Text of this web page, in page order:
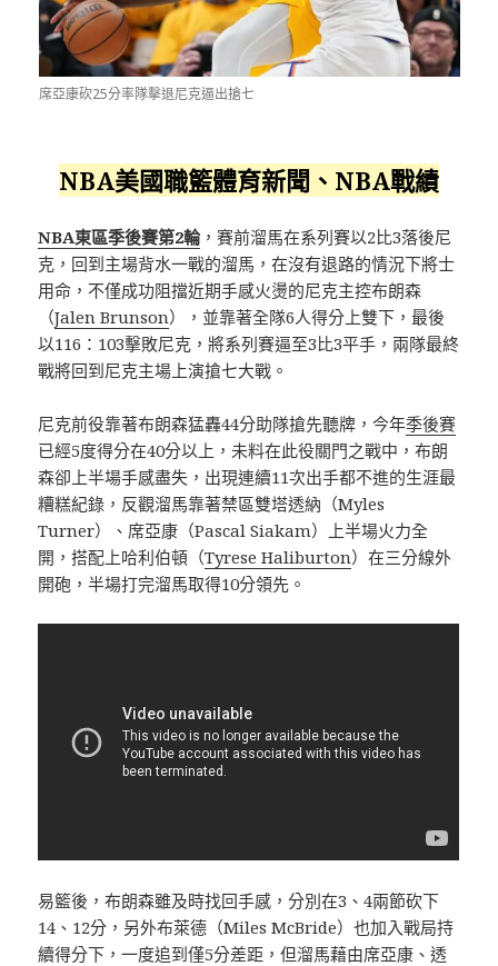
席亞康砍25分率隊擊退尼克逼出搶七
NBA美國職籃體育新聞、NBA戰績
NBA東區季後賽第2輪，賽前溜馬在系列賽以2比3落後尼
克，回到主場背水一戰的溜馬，在沒有退路的情況下將士
用命，不僅成功阻擋近期手感火燙的尼克主控布朗森
（Jalen Brunson），並靠著全隊6人得分上雙下，最後
以116：103擊敗尼克，將系列賽逼至3比3平手，兩隊最終
戰將回到尼克主場上演搶七大戰。
尼克前役靠著布朗森猛轟44分助隊搶先聽牌，今年季後賽
已經5度得分在40分以上，未料在此役關門之戰中，布朗
森卻上半場手感盡失，出現連續11次出手都不進的生涯最
糟糕紀錄，反觀溜馬靠著禁區雙塔透納（Myles
Turner）、席亞康（Pascal Siakam）上半場火力全
開，搭配上哈利伯頓（Tyrese Haliburton）在三分線外
開砲，半場打完溜馬取得10分領先。
易籃後，布朗森雖及時找回手感，分別在3、4兩節砍下
14、12分，另外布萊德（Miles McBride）也加入戰局持
續得分下，一度追到僅5分差距，但溜馬藉由席亞康、透